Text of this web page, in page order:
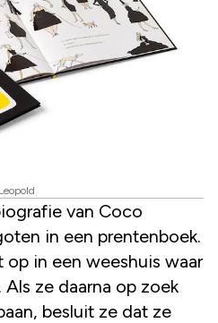
Leopold
van Coco
in een prentenboek.
in een weeshuis waar
ze daarna op zoek
besluit ze dat ze